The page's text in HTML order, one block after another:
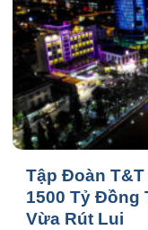
Tập Đoàn
1500 Tỷ Đồng
Vừa Rút Lui